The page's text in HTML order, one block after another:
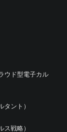
ウド型電子カル
タント）
ス戦略）